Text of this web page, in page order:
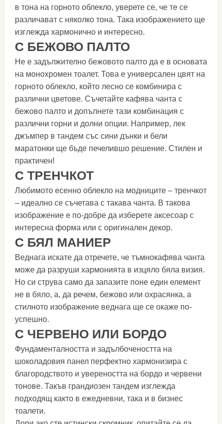
в тона на горното облекло, уверете се, че те се
различават с няколко тона. Така изображението ще
изглежда хармонично и интересно.
С БЕЖОВО ПАЛТО
Не е задължително бежовото палто да е в основата
на монохромен тоалет. Това е универсален цвят на
горното облекло, който лесно се комбинира с
различни цветове. Съчетайте кафява чанта с
бежово палто и допълнете тази комбинация с
различни горни и долни опции. Например, лек
джъмпер в тандем със сини дънки и бели
маратонки ще бъде печелившо решение. Стилен и
практичен!
С ТРЕНЧКОТ
Любимото есенно облекло на модниците – тренчкот
– идеално се съчетава с такава чанта. В такова
изображение е по-добре да изберете аксесоар с
интересна форма или с оригинален декор.
С БЯЛ МАНИЕР
Веднага искате да отречете, че тъмнокафява чанта
може да разруши хармонията в изцяло бяла визия.
Но си струва само да запазите поне един елемент
не в бяло, а, да речем, бежово или охрасянка, а
стилното изображение веднага ще се окаже по-
успешно.
С ЧЕРВЕНО ИЛИ БОРДО
Фундаменталността и задълбочеността на
шоколадовия панел перфектно хармонизира с
благородството и увереността на бордо и червени
тонове. Такъв грандиозен тандем изглежда
подходящ както в ежедневни, така и в бизнес
тоалети.